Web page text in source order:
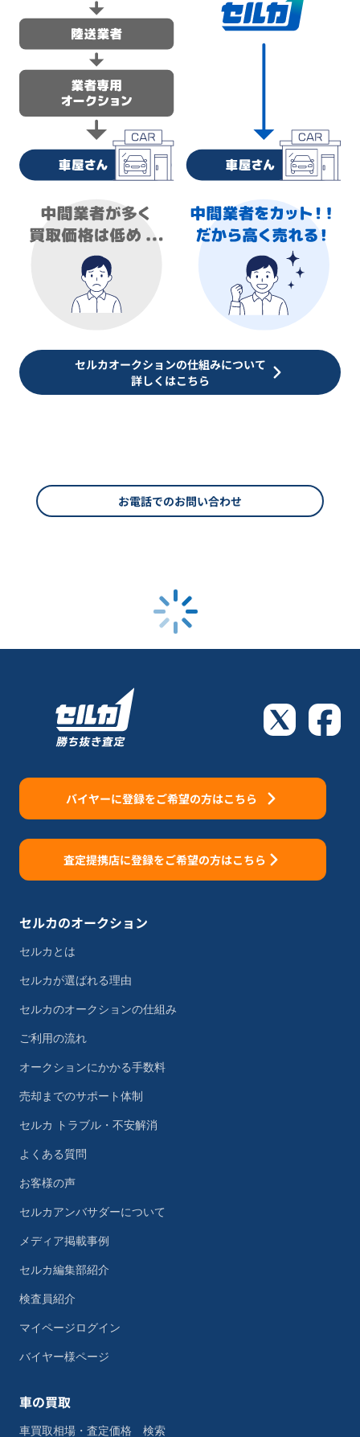
セルカオークションの仕組みについて
詳しくはこちら
お電話でのお問い合わせ
バイヤーに登録をご希望の方はこちら
査定提携店に登録をご希望の方はこちら
セルカのオークション
セルカとは
セルカが選ばれる理由
セルカのオークションの仕組み
ご利用の流れ
オークションにかかる手数料
売却までのサポート体制
セルカ トラブル・不安解消
よくある質問
お客様の声
セルカアンバサダーについて
メディア掲載事例
セルカ編集部紹介
検査員紹介
マイページログイン
バイヤー様ページ
車の買取
車買取相場・査定価格 検索